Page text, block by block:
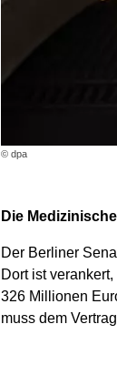
© dpa
Die
Der Berliner
Dort ist
326 Millionen
muss dem